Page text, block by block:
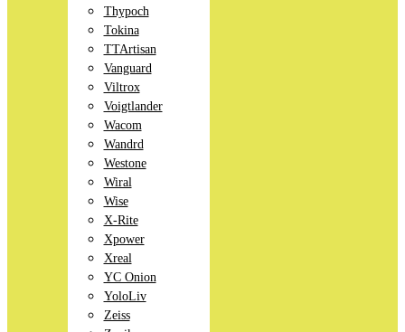
Thypoch
Tokina
TTArtisan
Vanguard
Viltrox
Voigtlander
Wacom
Wandrd
Westone
Wiral
Wise
X-Rite
Xpower
Xreal
YC Onion
YoloLiv
Zeiss